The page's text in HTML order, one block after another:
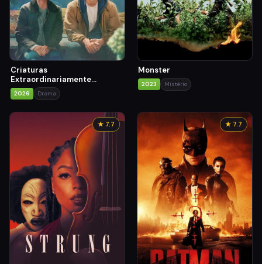
Criaturas
Extraordinariamente
Brilhantes
2026 Drama
Monster
2023 Mistério
★ 7.7 ★ 7.7